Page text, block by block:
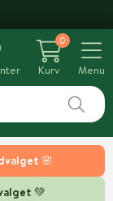
🌸
💚
0
Kurv
Menu